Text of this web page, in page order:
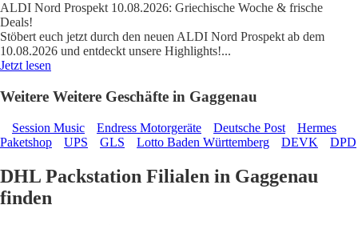
ALDI Nord Prospekt 10.08.2026: Griechische Woche & frische
Deals!
Stöbert euch jetzt durch den neuen ALDI Nord Prospekt ab dem
10.08.2026 und entdeckt unsere Highlights!...
Jetzt lesen
Weitere Weitere Geschäfte in Gaggenau
Session Music Endress Motorgeräte Deutsche Post
Hermes
Paketshop
UPS GLS Lotto Baden Württemberg DEVK DPD
DHL Packstation Filialen in Gaggenau
finden